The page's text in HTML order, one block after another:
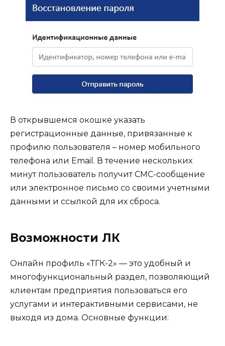
В открывшемся окошке указать
регистрационные данные, привязанные к
профилю пользователя – номер мобильного
телефона или Email. В течение нескольких
минут пользователь получит СМС-сообщение
или электронное письмо со своими учетными
данными и ссылкой для их сброса.
Возможности ЛК
Онлайн профиль «ТГК-2» — это удобный и
многофункциональный раздел, позволяющий
клиентам предприятия пользоваться его
услугами и интерактивными сервисами, не
выходя из дома. Основные функции: